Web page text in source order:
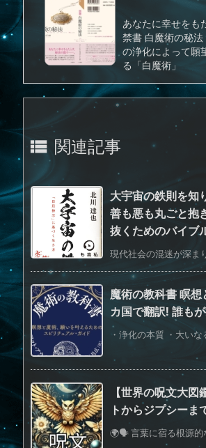
あなたに幸せをも
禁書 白魔術の秘
の浄化によって願
る「白魔術」
 関連記事
大宇宙の鉄則を知
善も悪も丸ごと抱
抜くためのバイブ
現代社会の混迷が深ま
魔術の教科書 瞑
カ国で翻訳! 誰も
・浄化の本質 ・大い
【世界の呪文大
トからジプシーま
🌍🗣️ 言葉に宿る根源